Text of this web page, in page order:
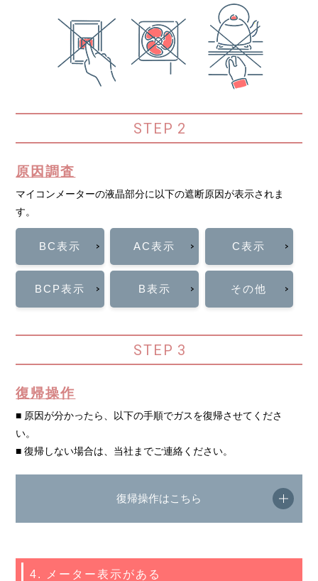
STEP 2
原因調査
マイコンメーターの液晶部分に以下の遮断原因が表示されま
す。
BC表示 AC表示 C表示
BCP表示 B表示 その他
STEP 3
復帰操作
■ 原因が分かったら、以下の手順でガスを復帰させてくださ
い。
■ 復帰しない場合は、当社までご連絡ください。
復帰操作はこちら
4. メーター表示がある